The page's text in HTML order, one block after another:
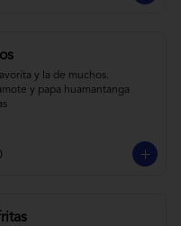
y la de muchos.
y papa huamantanga